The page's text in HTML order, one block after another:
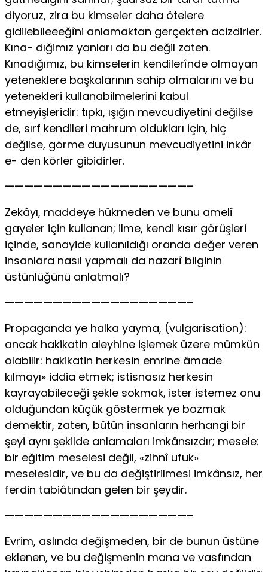
diyoruz, zira bu kimseler daha ötelere
gidilebileeeğîni anlamaktan gerçekten acizdirler.
Kına- dığimız yanları da bu değil zaten.
Kınadığımız, bu kimselerin kendilerînde olmayan
yeteneklere başkalarının sahip olmalarını ve bu
yetenekleri kullanabilmelerini kabul
etmeyişleridir: tıpkı, ışığın mevcudiyetini değilse
de, sırf kendileri mahrum oldukları için, hiç
değilse, görme duyusunun mevcudiyetini inkâr
e- den körler gibidirler.
———————————————————–
Zekâyı, maddeye hükmeden ve bunu amelî
gayeler için kullanan; ilme, kendi kısır görüşleri
içinde, sanayide kullanıldığı oranda değer veren
insanlara nasıl yapmalı da nazarî bilginin
üstünlüğünü anlatmalı?
———————————————————–
Propaganda ye halka yayma, (vulgarisation):
ancak hakikatin aleyhine işlemek üzere mümkün
olabilir: hakikatin herkesin emrine âmade
kılmayı» iddia etmek; istisnasız herkesin
kayrayabileceği şekle sokmak, ister istemez onu
olduğundan küçük göstermek ye bozmak
demektir, zaten, bütün insanların herhangi bir
şeyi aynı şekilde anlamaları imkânsızdır; mesele:
bir eğitim meselesi değil, «zihnî ufuk»
meselesidir, ve bu da değiştirilmesi imkânsız, her
ferdin tabiâtından gelen bir şeydir.
———————————————————–
Evrim, aslında değişmeden, bir de bunun üstüne
eklenen, ve bu değişmenin mana ve vasfından